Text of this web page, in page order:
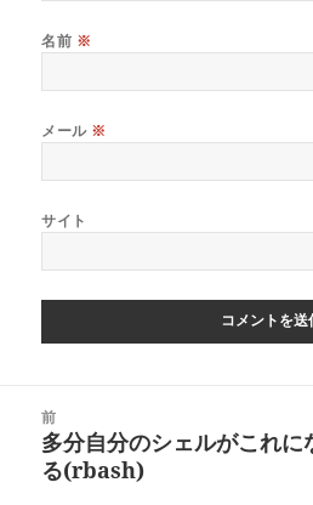
名前 ※
メール ※
サイト
前
前
の
多分自分のシェルがこれ
る(rbash)